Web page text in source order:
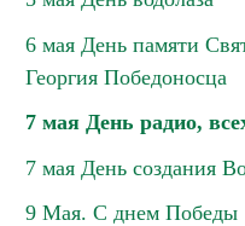
6 мая День памяти
Георгия Победоносца
7 мая День радио,
7 мая День создания
9 Мая. С днем Победы